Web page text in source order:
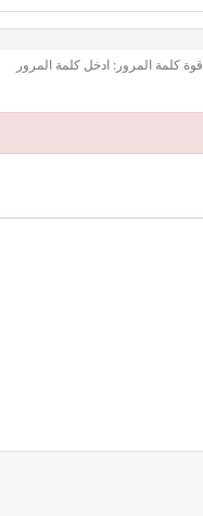
قوة كلمة المرور: ادخل كلمة المرور